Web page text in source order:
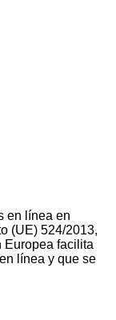
en línea en
(UE) 524/2013,
Europea facilita
línea y que se